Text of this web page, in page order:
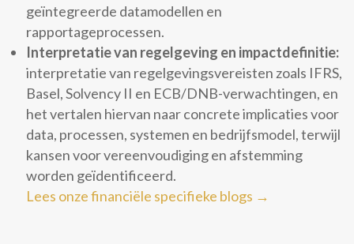
geïntegreerde datamodellen en
rapportageprocessen.
Interpretatie van regelgeving en impactdefinitie:
interpretatie van regelgevingsvereisten zoals IFRS,
Basel, Solvency II en ECB/DNB-verwachtingen, en
het vertalen hiervan naar concrete implicaties voor
data, processen, systemen en bedrijfsmodel, terwijl
kansen voor vereenvoudiging en afstemming
worden geïdentificeerd.
Lees onze financiële specifieke blogs →